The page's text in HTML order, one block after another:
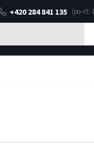
+420 284 841 135